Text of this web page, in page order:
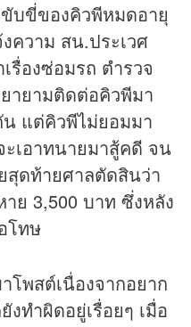
บขี่ของคิวพีหมดอายุ
ความ สน.ประเวศ
รื่องซ่อมรถ ตำรวจ
ายามติดต่อคิวพีมา
น แต่คิวพีไม่ยอมมา
เอาทนายมาสู้คดี จน
ดท้ายศาลตัดสินว่า
ย 3,500 บาท ซึ่งหลัง
โทษ
พสต์เนื่องจากอยาก
ทำผิดอยู่เรื่อยๆ เมื่อ